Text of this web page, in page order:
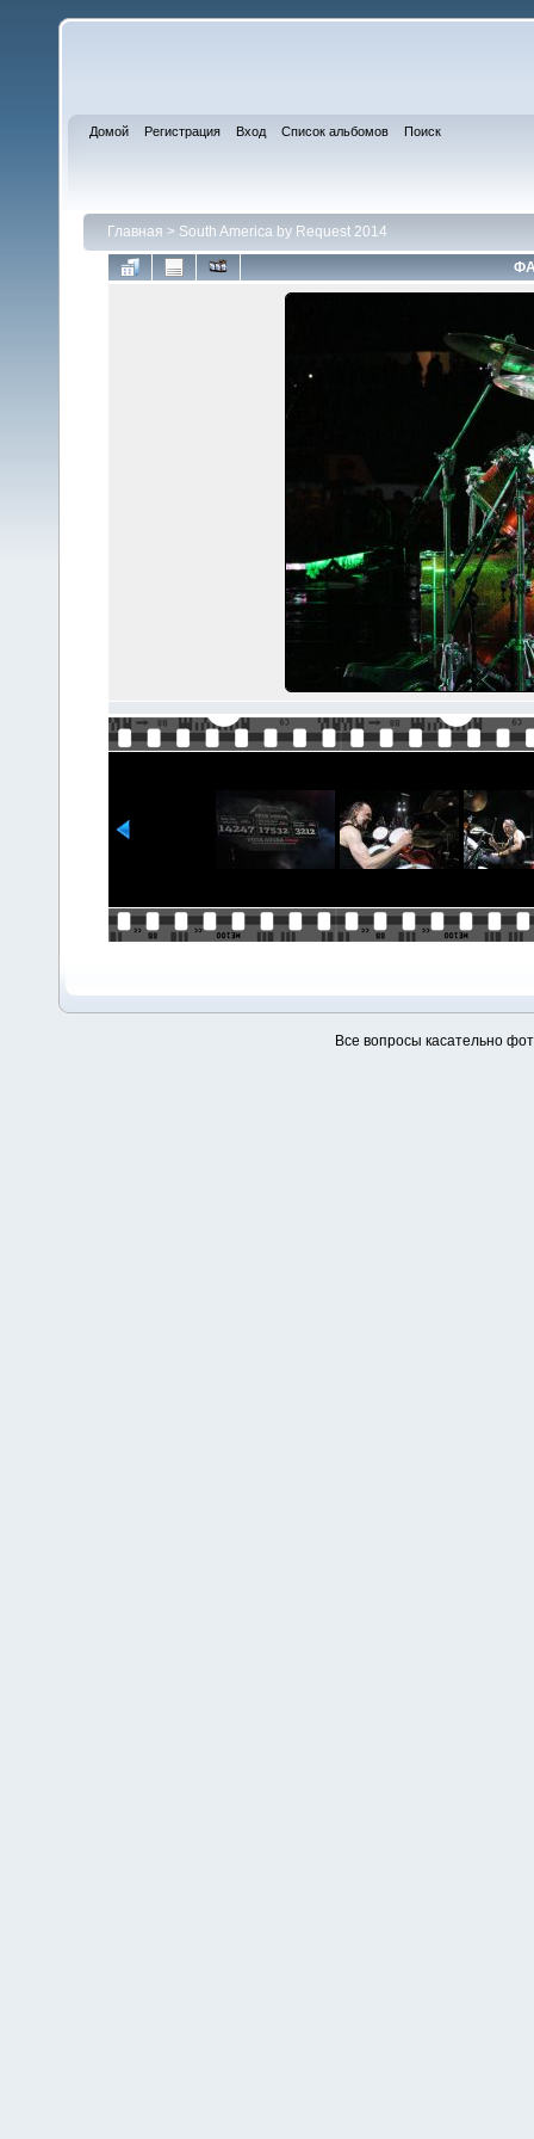
Домой Регистрация Вход Список альбомов Поиск
Главная > South America by Request 2014
Все вопросы касательно